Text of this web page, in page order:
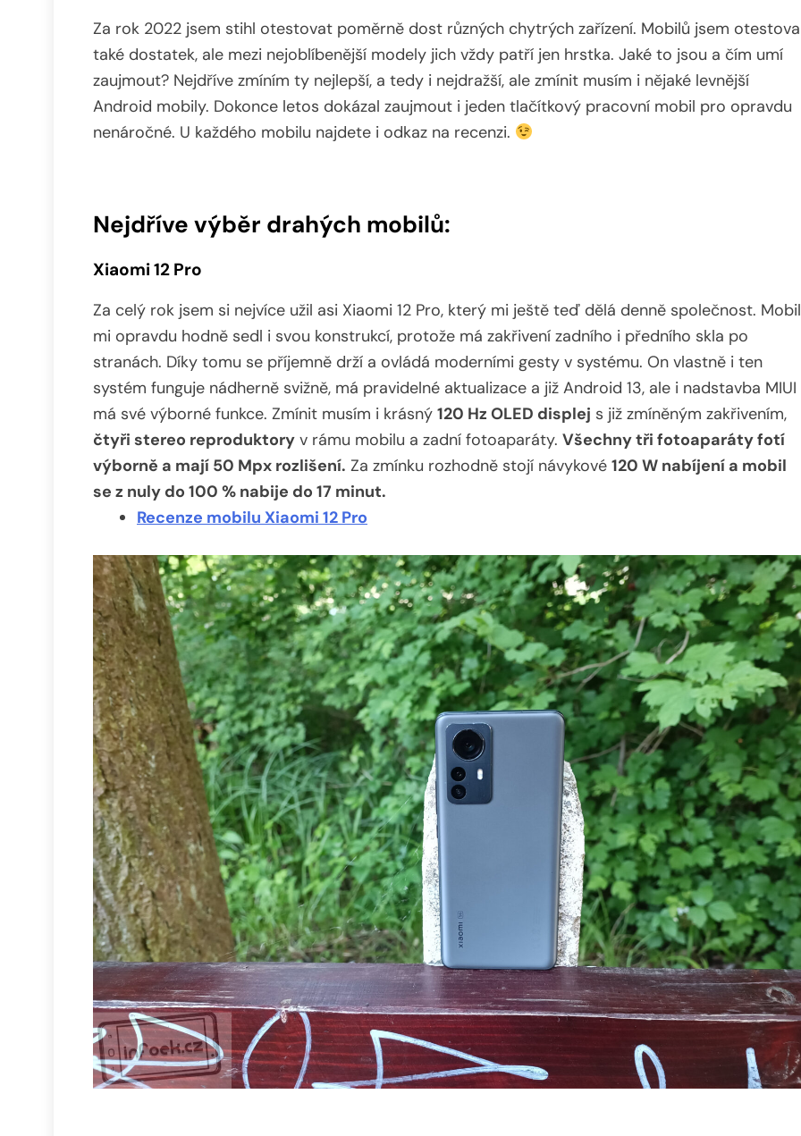
Za rok 2022 jsem stihl otestovat poměrně dost různých chytrých zařízení. Mobilů jsem
také dostatek, ale mezi nejoblíbenější modely jich vždy patří jen hrstka. Jaké to jsou a čím umí
zaujmout? Nejdříve zmíním ty nejlepší, a tedy i nejdražší, ale zmínit musím i nějaké levnější
Android mobily. Dokonce letos dokázal zaujmout i jeden tlačítkový pracovní mobil pro opravdu
nenáročné. U každého mobilu najdete i odkaz na recenzi.
Nejdříve výběr drahých mobilů:
Xiaomi 12 Pro
Za celý rok jsem si nejvíce užil asi Xiaomi 12 Pro, který mi ještě teď dělá denně společnost. Mobil
mi opravdu hodně sedl i svou konstrukcí, protože má zakřivení zadního i předního skla po
stranách. Díky tomu se příjemně drží a ovládá moderními gesty v systému. On vlastně i ten
systém funguje nádherně svižně, má pravidelné aktualizace a již Android 13, ale i nadstavba MIUI
má své výborné funkce. Zmínit musím i krásný 120 Hz OLED displej s již zmíněným zakřivením,
čtyři stereo reproduktory v rámu mobilu a zadní fotoaparáty. Všechny tři fotoaparáty fotí
výborně a mají 50 Mpx rozlišení. Za zmínku rozhodně stojí návykové 120 W nabíjení a mobil
se z nuly do 100 % nabije do 17 minut.
Recenze mobilu Xiaomi 12 Pro